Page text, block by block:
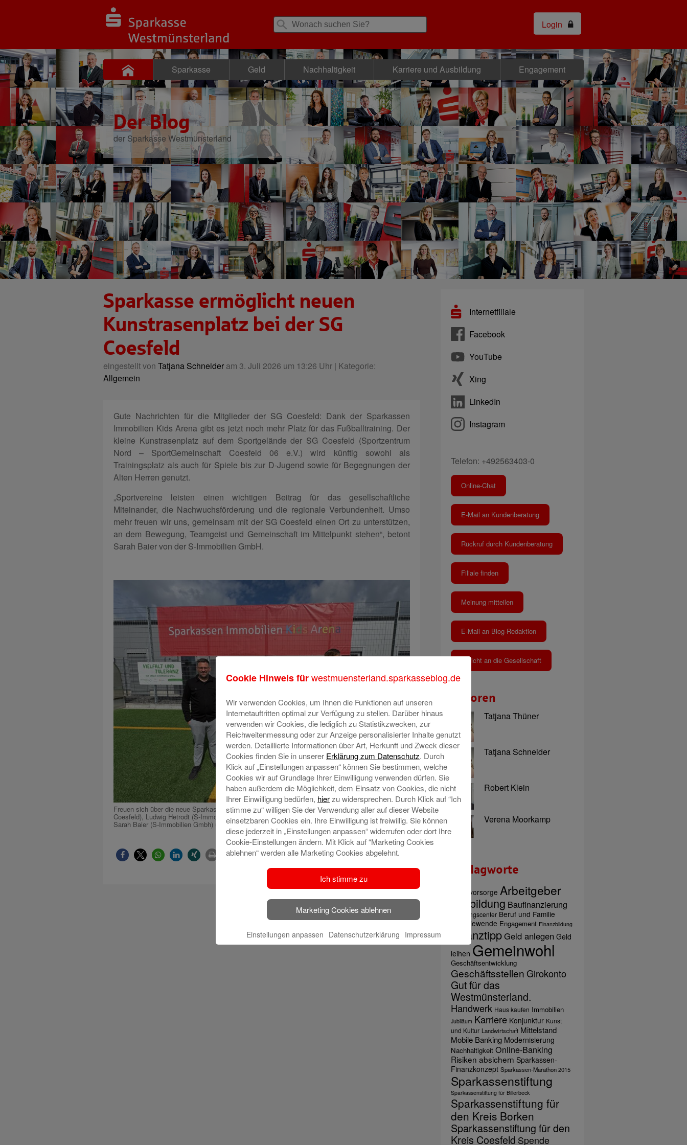
Login
Sparkasse Geld Nachhaltigkeit Karriere und Ausbildung Engagement
Der Blog
der Sparkasse Westmünsterland
Sparkasse ermöglicht neuen
Kunstrasenplatz bei der SG
Coesfeld
eingestellt von Tatjana Schneider am 3. Juli 2026 um 13:26 Uhr | Kategorie:
Allgemein
Gute Nachrichten für die Mitglieder der SG Coesfeld: Dank der Sparkassen
Immobilien Kids Arena gibt es jetzt noch mehr Platz für das Fußballtraining. Der
kleine Kunstrasenplatz auf dem Sportgelände der SG Coesfeld (Sportzentrum
Nord – SportGemeinschaft Coesfeld 06 e.V.) wird künftig sowohl als
Trainingsplatz als auch für Spiele bis zur D-Jugend sowie für Begegnungen der
Alten Herren genutzt.
„Sportvereine leisten einen wichtigen Beitrag für das gesellschaftliche
Miteinander, die Nachwuchsförderung und die regionale Verbundenheit. Umso
mehr freuen wir uns, gemeinsam mit der SG Coesfeld einen Ort zu unterstützen,
an dem Bewegung, Teamgeist und Gemeinschaft im Mittelpunkt stehen“, betont
Sarah Baier von der S-Immobilien GmbH.
Freuen sich über die neue Sparkassen Immobilien Kids Arena (v.l.n.r.): Patrick Steinberg (SG
Coesfeld), Ludwig Hetrodt (S-Immobilien GmbH), Sascha Beunings (stellv. Abteilungsleiter Fußball),
Sarah Baier (S-Immobilien Gmbh) und Lukas Höing (S-Immobilien GmbH).
Internetfiliale
Facebook
YouTube
Xing
LinkedIn
Instagram
Telefon: +492563403-0
Online-Chat
E-Mail an Kundenberatung
Rückruf durch Kundenberatung
Filiale finden
Meinung mitteilen
E-Mail an Blog-Redaktion
Bericht an die Gesellschaft
Autoren
Tatjana Thüner
Tatjana Schneider
Robert Klein
Verena Moorkamp
Schlagworte
Altersvorsorge Arbeitgeber
Ausbildung Baufinanzierung
Beratungscenter Beruf und Familie
Energiewende Engagement Finanzbildung
FinanztippGeld anlegen Geld
leihen Gemeinwohl
Geschäftsentwicklung
Geschäftsstellen Girokonto
Gut für das
Westmünsterland.
Handwerk Haus kaufen Immobilien
Jubiläum Karriere Konjunktur Kunst
und Kultur Landwirtschaft Mittelstand
Mobile Banking Modernisierung
Nachhaltigkeit Online-Banking
Risiken absichern Sparkassen-
Finanzkonzept Sparkassen-Marathon 2015
Sparkassenstiftung
Sparkassenstiftung für Billerbeck
Sparkassenstiftung für
den Kreis Borken
Sparkassenstiftung für den
Kreis Coesfeld Spende
Cookie Hinweis fürwestmuensterland.sparkasseblog.de
Wir verwenden Cookies, um Ihnen die Funktionen auf unseren
Internetauftritten optimal zur Verfügung zu stellen. Darüber hinaus
verwenden wir Cookies, die lediglich zu Statistikzwecken, zur
Reichweitenmessung oder zur Anzeige personalisierter Inhalte genutzt
werden. Detaillierte Informationen über Art, Herkunft und Zweck dieser
Cookies finden Sie in unserer Erklärung zum Datenschutz. Durch
Klick auf „Einstellungen anpassen“ können Sie bestimmen, welche
Cookies wir auf Grundlage Ihrer Einwilligung verwenden dürfen. Sie
haben außerdem die Möglichkeit, dem Einsatz von Cookies, die nicht
Ihrer Einwilligung bedürfen, hierzu widersprechen. Durch Klick auf “Ich
stimme zu“ willigen Sie der Verwendung aller auf dieser Website
einsetzbaren Cookies ein. Ihre Einwilligung ist freiwillig. Sie können
diese jederzeit in „Einstellungen anpassen“ widerrufen oder dort Ihre
Cookie-Einstellungen ändern. Mit Klick auf “Marketing Cookies
ablehnen“ werden alle Marketing Cookies abgelehnt.
Ich stimme zu
Marketing Cookies ablehnen
Einstellungen anpassen Datenschutzerklärung Impressum